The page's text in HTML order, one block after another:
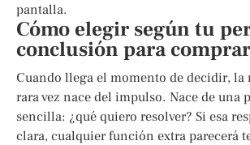
pantalla.
Cómo elegir según tu
conclusión para
Cuando llega el momento de decidir, la
rara vez nace del impulso. Nace de una
sencilla: ¿qué quiero resolver? Si esa
clara, cualquier función extra parecerá